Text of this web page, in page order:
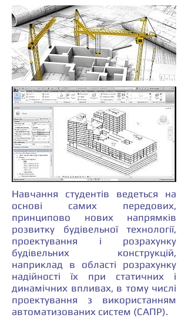
Навчання студентів ведеться на
основі самих передових,
принципово нових напрямків
розвитку будівельної технології,
проектування і розрахунку
будівельних конструкцій,
наприклад в області розрахунку
надійності їх при статичних і
динамічних впливах, в тому числі
проектування з використанням
автоматизованих систем (САПР).